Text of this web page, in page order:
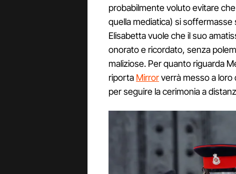
probabilmente voluto evitare
quella mediatica) si
Elisabetta vuole che il suo
onorato e ricordato, senza
maliziose. Per quanto riguarda
riporta Mirrorverrà messo a loro
per seguire la cerimonia a